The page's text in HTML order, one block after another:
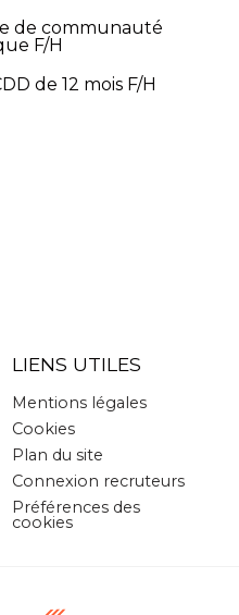
de communauté
F/H
de 12 mois F/H
LIENS UTILES
Mentions légales
Cookies
Plan du site
Connexion recruteurs
Préférences des
cookies